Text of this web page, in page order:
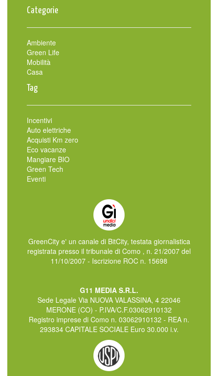
Categorie
Ambiente
Green Life
Mobilità
Casa
Tag
Incentivi
Auto elettriche
Acquisti Km zero
Eco vacanze
Mangiare BIO
Green Tech
Eventi
GreenCity e' un canale di BitCity, testata giornalistica
registrata presso il tribunale di Como , n. 21/2007 del
11/10/2007 - Iscrizione ROC n. 15698
G11 MEDIA S.R.L.
Sede Legale Via NUOVA VALASSINA, 4 22046
MERONE (CO) - P.IVA/C.F.03062910132
Registro imprese di Como n. 03062910132 - REA n.
293834 CAPITALE SOCIALE Euro 30.000 i.v.